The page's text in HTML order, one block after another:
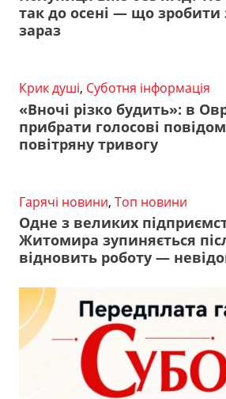
так до осені — що
зараз
Крик душі, Суботня інформація
«Вночі різко будить»: в
прибрати голосові
повітряну тривогу
Гарячі новини, Топ новини
Одне з великих
Житомира зупиняється
відновить роботу —